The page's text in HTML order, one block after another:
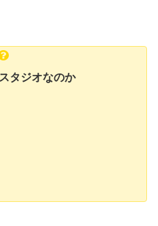
タジオなのか